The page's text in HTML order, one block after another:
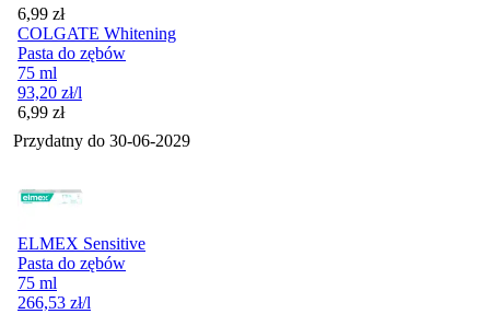
Cena
6,99 zł
COLGATE Whitening
Pasta do zębów
75 ml
93,20 zł/l
Cena
6,99 zł
Przydatny do 30-06-2029
ELMEX Sensitive
Pasta do zębów
75 ml
266,53 zł/l